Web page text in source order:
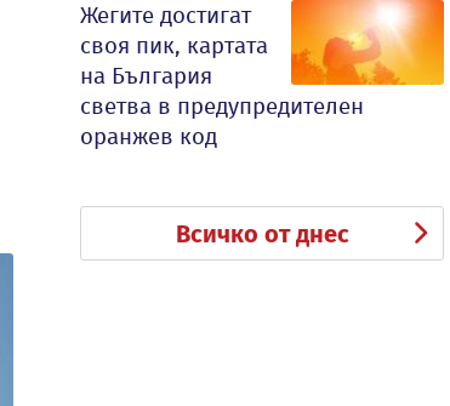
Жегите достигат
своя пик, картата
на България
светва в предупредителен
оранжев код
Всичко от днес